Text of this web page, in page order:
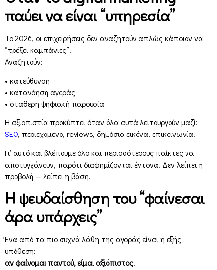
παύει να είναι “υπηρεσία”
Το 2026, οι επιχειρήσεις δεν αναζητούν απλώς κάποιον να
“τρέξει καμπάνιες”.
Αναζητούν:
• κατεύθυνση
• κατανόηση αγοράς
• σταθερή ψηφιακή παρουσία
Η αξιοπιστία προκύπτει όταν όλα αυτά λειτουργούν μαζί:
SEO, περιεχόμενο, reviews, δημόσια εικόνα, επικοινωνία.
Γι’ αυτό και βλέπουμε όλο και περισσότερους παίκτες να
αποτυγχάνουν, παρότι διαφημίζονται έντονα. Δεν λείπει η
προβολή — λείπει η βάση.
Η ψευδαίσθηση του “φαίνεσαι
άρα υπάρχεις”
Ένα από τα πιο συχνά λάθη της αγοράς είναι η εξής
υπόθεση:
αν φαίνομαι παντού, είμαι αξιόπιστος.